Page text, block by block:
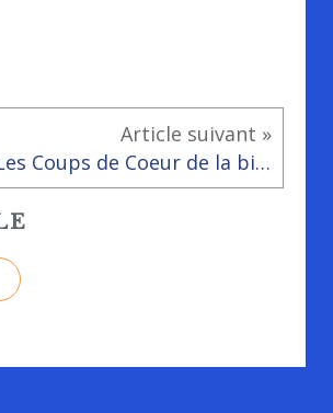
Article suivant »
Les Coups de Coeur de la bibliothèque - ludothèque de RAI vendredi 8 juillet 2022 à 19h